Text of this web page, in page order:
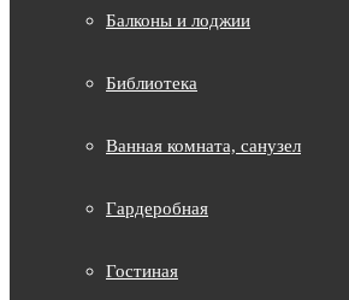
Балконы и лоджии
Библиотека
Ванная комната, санузел
Гардеробная
Гостиная